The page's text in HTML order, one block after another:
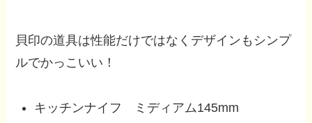
貝印の道具は性能だけではなくデザインもシンプ
ルでかっこいい！
キッチンナイフ ミディアム145mm